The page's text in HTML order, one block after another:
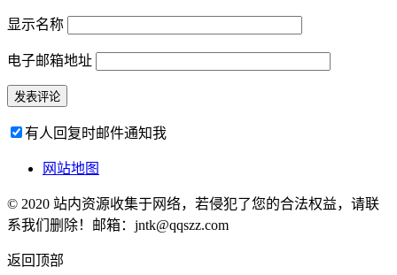
显示名称
电子邮箱地址
有人回复时邮件通知我
网站地图
© 2020 站内资源收集于网络，若侵犯了您的合法权益，请联
系我们删除！邮箱：jntk@qqszz.com
返回顶部